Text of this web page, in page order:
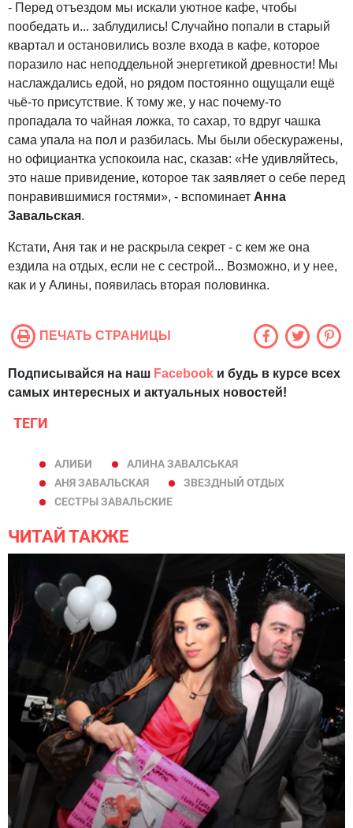
- Перед отъездом мы искали уютное кафе, чтобы
пообедать и... заблудились! Случайно попали в старый
квартал и остановились возле входа в кафе, которое
поразило нас неподдельной энергетикой древности! Мы
наслаждались едой, но рядом постоянно ощущали ещё
чьё-то присутствие. К тому же, у нас почему-то
пропадала то чайная ложка, то сахар, то вдруг чашка
сама упала на пол и разбилась. Мы были обескуражены,
но официантка успокоила нас, сказав: «Не удивляйтесь,
это наше привидение, которое так заявляет о себе перед
понравившимися гостями», - вспоминает Анна
Завальская.
Кстати, Аня так и не раскрыла секрет - с кем же она
ездила на отдых, если не с сестрой... Возможно, и у нее,
как и у Алины, появилась вторая половинка.
ПЕЧАТЬ СТРАНИЦЫ
Подписывайся на наш Facebook и будь в курсе всех
самых интересных и актуальных новостей!
ТЕГИ
АЛИБИ
АЛИНА ЗАВАЛСЬКАЯ
АНЯ ЗАВАЛЬСКАЯ
ЗВЕЗДНЫЙ ОТДЫХ
СЕСТРЫ ЗАВАЛЬСКИЕ
ЧИТАЙ ТАКЖЕ